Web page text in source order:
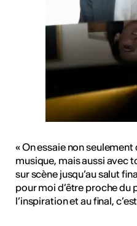
« On essaie non
musique, mais aussi avec
sur scène jusqu’au salut
pour moi d’être proche du
l’inspiration et au final,